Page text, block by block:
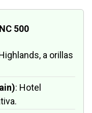
500
a orillas
: Hotel